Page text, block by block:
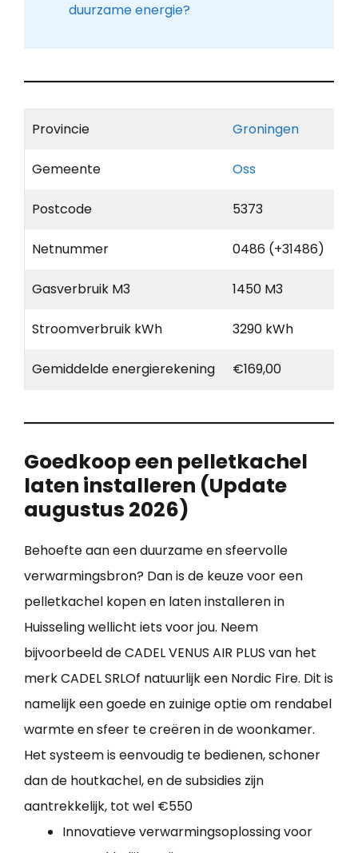
duurzame energie?
Provincie Groningen
Gemeente Oss
Postcode 5373
Netnummer 0486 (+31486)
Gasverbruik M3 1450 M3
Stroomverbruik kWh 3290 kWh
Gemiddelde energierekening €169,00
Goedkoop een pelletkachel
laten installeren (Update
augustus 2026)
Behoefte aan een duurzame en sfeervolle
verwarmingsbron? Dan is de keuze voor een
pelletkachel kopen en laten installeren in
Huisseling wellicht iets voor jou. Neem
bijvoorbeeld de CADEL VENUS AIR PLUS van het
merk CADEL SRLOf natuurlijk een Nordic Fire. Dit is
namelijk een goede en zuinige optie om rendabel
warmte en sfeer te creëren in de woonkamer.
Het systeem is eenvoudig te bedienen, schoner
dan de houtkachel, en de subsidies zijn
aantrekkelijk, tot wel €550
Innovatieve verwarmingsoplossing voor